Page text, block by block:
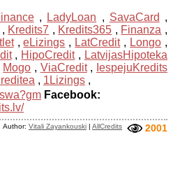
, LadyLoan , SavaCard ,
Kredits7 , Kredits365 , Finanza ,
,eLizings , LatCredit, Longo ,
, HipoCredit, LatvijasHipoteka
Mogo , ViaCredit, IespejuKredits
, 1Lizings ,
Facebook:
2001
Author: Vitali Zayankouski | AllCredits